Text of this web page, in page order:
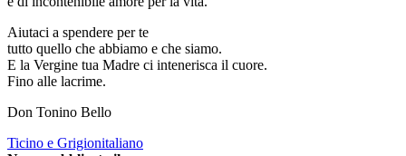
Aiutaci a spendere per te
tutto quello che abbiamo e che siamo.
E la Vergine tua Madre ci intenerisca il cuore.
Fino alle lacrime.
Don Tonino Bello
Ticino e Grigionitaliano